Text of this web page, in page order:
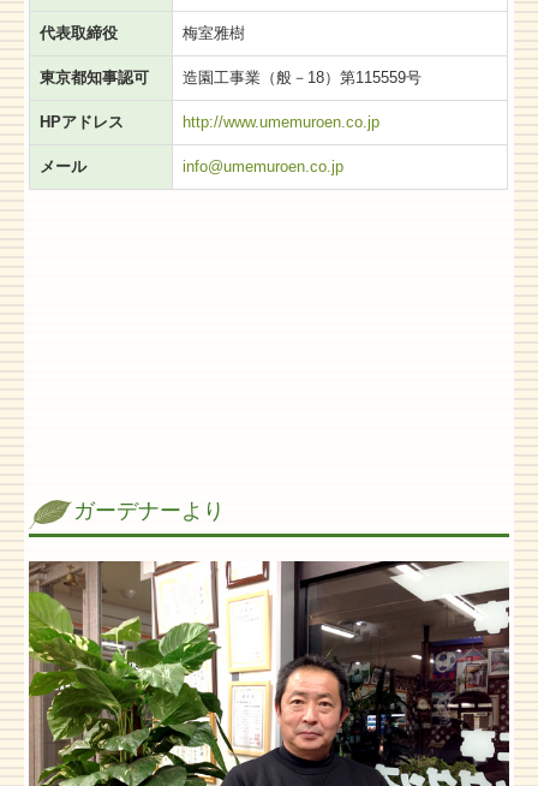
代表取締役 梅室雅樹
東京都知事認可 造園工事業（般－18）第115559号
HPアドレス http://www.umemuroen.co.jp
メール info@umemuroen.co.jp
ガーデナーより